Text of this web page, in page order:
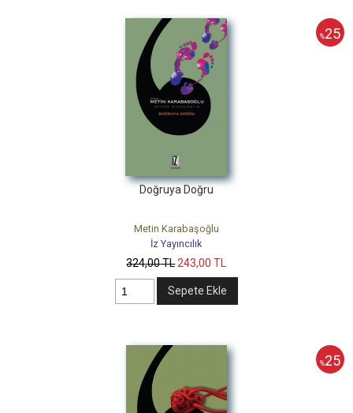
%25
Doğruya Doğru
Metin Karabaşoğlu
İz Yayıncılık
324,00TL243,00 TL
Sepete Ekle
%25